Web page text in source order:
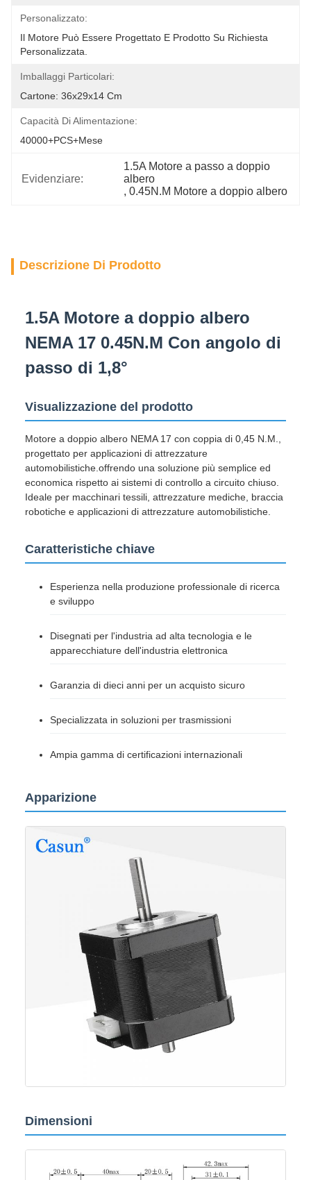
Personalizzato:
Il Motore Può Essere Progettato E Prodotto Su Richiesta
Personalizzata.
Imballaggi Particolari:
Cartone: 36x29x14 Cm
Capacità Di Alimentazione:
40000+PCS+Mese
Evidenziare:
1.5A Motore a passo a doppio
albero
, 0.45N.M Motore a doppio albero
Descrizione Di Prodotto
1.5A Motore a doppio albero
NEMA 17 0.45N.M Con angolo di
passo di 1,8°
Visualizzazione del prodotto
Motore a doppio albero NEMA 17 con coppia di 0,45 N.M.,
progettato per applicazioni di attrezzature
automobilistiche.offrendo una soluzione più semplice ed
economica rispetto ai sistemi di controllo a circuito chiuso.
Ideale per macchinari tessili, attrezzature mediche, braccia
robotiche e applicazioni di attrezzature automobilistiche.
Caratteristiche chiave
Esperienza nella produzione professionale di ricerca
e sviluppo
Disegnati per l'industria ad alta tecnologia e le
apparecchiature dell'industria elettronica
Garanzia di dieci anni per un acquisto sicuro
Specializzata in soluzioni per trasmissioni
Ampia gamma di certificazioni internazionali
Apparizione
Dimensioni